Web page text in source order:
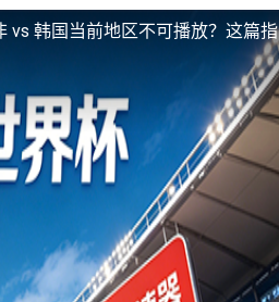
vs 韩国当前地区不可播放？这篇指